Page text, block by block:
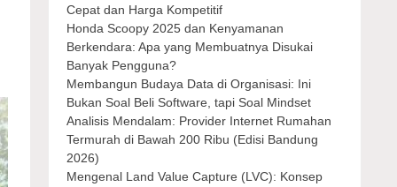
Cepat dan Harga Kompetitif
Honda Scoopy 2025 dan Kenyamanan
Berkendara: Apa yang Membuatnya Disukai
Banyak Pengguna?
Membangun Budaya Data di Organisasi: Ini
Bukan Soal Beli Software, tapi Soal Mindset
Analisis Mendalam: Provider Internet Rumahan
Termurah di Bawah 200 Ribu (Edisi Bandung
2026)
Mengenal Land Value Capture (LVC): Konsep